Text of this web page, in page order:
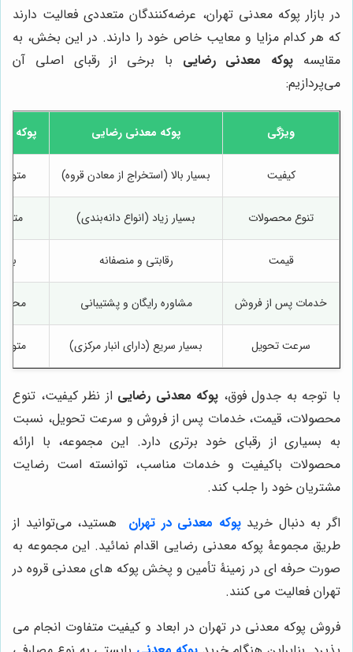
در بازار پوکه معدنی تهران، عرضه‌کنندگان متعددی فعالیت دارند
که هر کدام مزایا و معایب خاص خود را دارند. در این بخش، به
مقایسه پوکه معدنی رضایی با برخی از رقبای اصلی آن
می‌پردازیم:
ویژگی پوکه معدنی رضایی پوکه
کیفیت بسیار بالا (استخراج از معادن قروه)
تنوع محصولات بسیار زیاد (انواع دانه‌بندی)
قیمت رقابتی و منصفانه بالا
خدمات پس از فروش مشاوره رایگان و پشتیبانی
سرعت تحویل بسیار سریع (دارای انبار مرکزی)
با توجه به جدول فوق، پوکه معدنی رضایی از نظر کیفیت، تنوع
محصولات، قیمت، خدمات پس از فروش و سرعت تحویل، نسبت
به بسیاری از رقبای خود برتری دارد. این مجموعه، با ارائه
محصولات باکیفیت و خدمات مناسب، توانسته است رضایت
مشتریان خود را جلب کند.
اگر به دنبال خریدپوکه معدنی در تهران
هستید، می‌توانید از
طریق مجموعۀ پوکه معدنی رضایی اقدام نمائید. این مجموعه به
صورت حرفه ای در زمینۀ تأمین و پخش پوکه های معدنی قروه در
تهران فعالیت می کنند.
فروش پوکه معدنی در تهران در ابعاد و کیفیت متفاوت انجام می